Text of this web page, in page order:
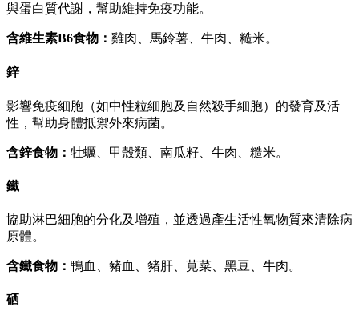
與蛋白質代謝，幫助維持免疫功能。
含維生素B6食物： 雞肉、馬鈴薯、牛肉、糙米。
鋅
影響免疫細胞（如中性粒細胞及自然殺手細胞）的發育及活
性，幫助身體抵禦外來病菌。
含鋅食物： 牡蠣、甲殼類、南瓜籽、牛肉、糙米。
鐵
協助淋巴細胞的分化及增殖，並透過產生活性氧物質來清除病
原體。
含鐵食物： 鴨血、豬血、豬肝、莧菜、黑豆、牛肉。
硒